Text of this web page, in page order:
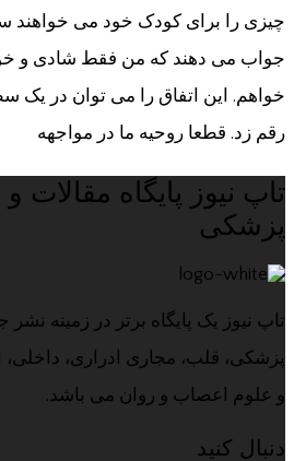
چیزی را برای کودک خود می خواهند
جواب می دهند که من فقط شادی و
خواهم. این اتفاق را می توان در
رقم زد. قطعا روحیه ما در مواجهه
تاپ نیوز پایگاه مقالات
پزشکی
تاپ نیوز یک پایگاه برتر در زمینه نشر
پزشکی، قلب، مجاری ادراری، داخلی،
و علوم اعصاب و روان می باشد.
دنبال کنید